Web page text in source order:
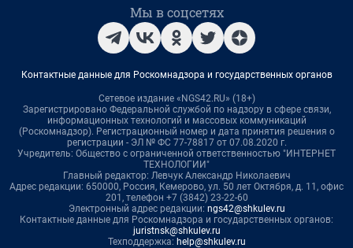
Мы в соцсетях
Контактные данные для Роскомнадзора и государственных органов
Сетевое издание «NGS42.RU» (18+)
Зарегистрировано Федеральной службой по надзору в сфере связи,
информационных технологий и массовых коммуникаций
(Роскомнадзор). Регистрационный номер и дата принятия решения о
регистрации - ЭЛ № ФС 77-78817 от 07.08.2020 г.
Учредитель: Общество с ограниченной ответственностью "ИНТЕРНЕТ
ТЕХНОЛОГИИ"
Главный редактор: Левчук Александр Николаевич
Адрес редакции: 650000, Россия, Кемерово, ул. 50 лет Октября, д. 11, офис
201, телефон +7 (3842) 23-22-60
Электронный адрес редакции: ngs42@shkulev.ru
Контактные данные для Роскомнадзора и государственных органов:
juristnsk@shkulev.ru
Техподдержка: help@shkulev.ru